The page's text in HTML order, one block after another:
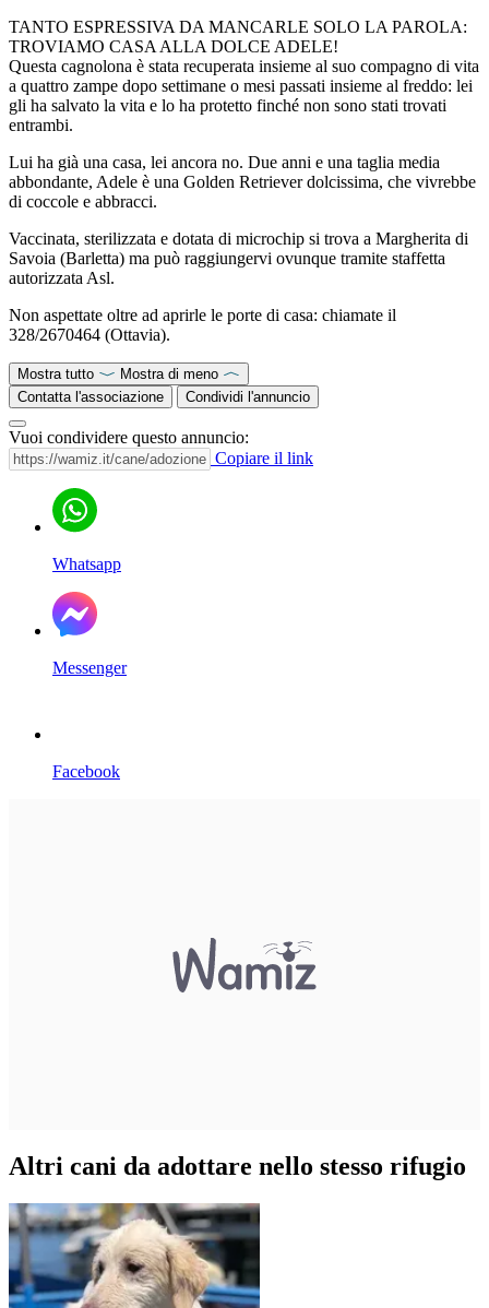
TANTO ESPRESSIVA DA MANCARLE SOLO LA PAROLA:
TROVIAMO CASA ALLA DOLCE ADELE!
Questa cagnolona è stata recuperata insieme al suo compagno di vita
a quattro zampe dopo settimane o mesi passati insieme al freddo: lei
gli ha salvato la vita e lo ha protetto finché non sono stati trovati
entrambi.
Lui ha già una casa, lei ancora no. Due anni e una taglia media
abbondante, Adele è una Golden Retriever dolcissima, che vivrebbe
di coccole e abbracci.
Vaccinata, sterilizzata e dotata di microchip si trova a Margherita di
Savoia (Barletta) ma può raggiungervi ovunque tramite staffetta
autorizzata Asl.
Non aspettate oltre ad aprirle le porte di casa: chiamate il
328/2670464 (Ottavia).
Mostra tutto
Mostra di meno
Contatta l'associazione
Condividi l'annuncio
Vuoi condividere questo annuncio:
Copiare il link
Whatsapp
Messenger
Facebook
Altri cani da adottare nello stesso rifugio